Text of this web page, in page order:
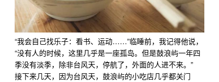
“我会自己找乐子：看书、运动……”临睡前，我记得他说，
“没有人的时候，这里几乎是一座孤岛。但是鼓浪屿一年四
季没有淡季，除非台风天，停航了，外面的人进不来。”
接下来几天，因为台风天，鼓浪屿的小吃店几乎都关门